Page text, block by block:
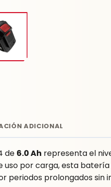
ADICIONAL
de 6.0 Ah representa el
uso por carga, esta
periodos prolongados sin